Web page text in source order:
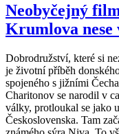
Neobyčejný
Krumlova nese
Dobrodružství, které si
je životní příběh
spojeného s jižními
Charitonov se narodil v
války, protloukal se jako
Československa. Tam